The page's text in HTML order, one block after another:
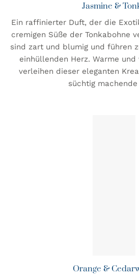
Jasmine &
Ein raffinierter Duft, der die
cremigen Süße der Tonkabohne
sind zart und blumig und führen
einhüllenden Herz. Warme
verleihen dieser eleganten
süchtig machende
Orange &